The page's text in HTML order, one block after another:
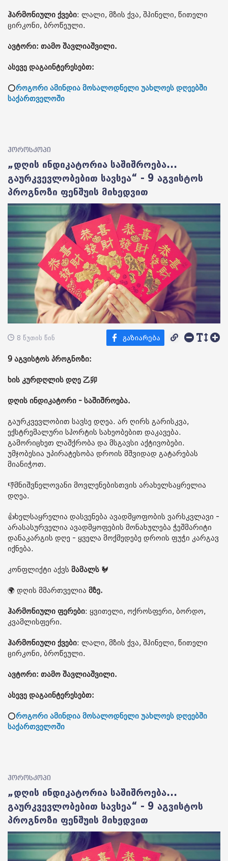
ჰარმონიული ქვები: ლალი, მზის ქვა, შპინელი, წითელი
ცირკონი, ბროწეული.
ავტორი: თამო შავლიაშვილი.
ასევე დაგაინტერესებთ:
⭕როგორი ამინდია მოსალოდნელი უახლოეს დღეებში
საქართველოში
ჰოროსკოპი
„დღის ინდიკატორია საშიშროება...
გაურკვევლობებით სავსეა“ - 9 აგვისტოს
პროგნოზი ფენშუის მიხედვით
8 წუთის წინ
9 აგვისტოს პროგნოზი:
ხის კურდღლის დღე 乙卯
დღის ინდიკატორი - საშიშროება.
გაურკვევლობით სავსე დღეა. არ ღირს გარისკვა,
ექსტრემალური სპორტის სახეობებით დაკავება.
გამორიცხეთ ლაშქრობა და მსგავსი აქტივობები.
უმჯობესია უპირატესობა დროის მშვიდად გატარებას
მიანიჭოთ.
👎მნიშვნელოვანი მოვლენებისთვის არახელსაყრელია
დღეა.
👍ხელსაყრელია დასვენება ავადმყოფობის ვარსკვლავი -
არასასურველია ავადმყოფების მონახულება ჭეშმარიტი
დანაკარგის დღე - ყველა მოქმედებე დროის ფუჭი კარგავ
იქნება.
კონფლიქტი აქვს მამალს 🐓
🌍 დღის მმართველია მზე.
ჰარმონიული ფერები: ყვითელი, ოქროსფერი, ბორდო,
კვამლისფერი.
ჰარმონიული ქვები: ლალი, მზის ქვა, შპინელი, წითელი
ცირკონი, ბროწეული.
ავტორი: თამო შავლიაშვილი.
ასევე დაგაინტერესებთ:
⭕როგორი ამინდია მოსალოდნელი უახლოეს დღეებში
საქართველოში
ჰოროსკოპი
„დღის ინდიკატორია საშიშროება...
გაურკვევლობებით სავსეა“ - 9 აგვისტოს
პროგნოზი ფენშუის მიხედვით